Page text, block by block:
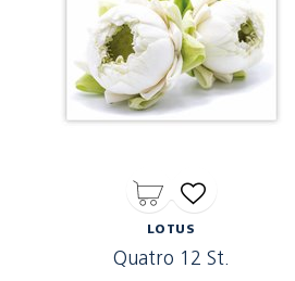
LOTUS
Quatro 12 St.